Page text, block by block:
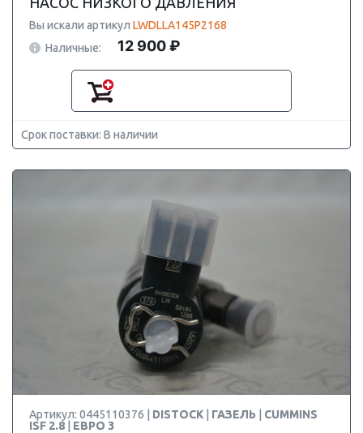
Вы искали артикул LWDLLA145P2168
Наличные:
12 900 ₽
Срок поставки: В наличии
Артикул: 0445110376 | DISTOCK ГАЗЕЛЬ
CUMMINS
ISF 2.8
ЕВРО 3